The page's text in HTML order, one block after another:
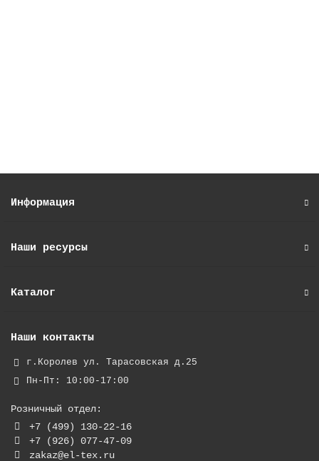
Информация
Наши ресурсы
Каталог
Наши контакты
г.Королев ул. Тарасовская д.25
Пн-Пт: 10:00-17:00
Розничный отдел:
+7 (499) 130-22-16
+7 (926) 077-47-09
zakaz@el-tex.ru